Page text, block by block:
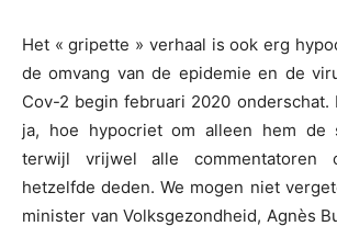
Het « gripette » verhaal is ook erg
de omvang van de epidemie en de
Cov-2 begin februari 2020 onderschat.
ja, hoe hypocriet om alleen hem de
terwijl vrijwel alle commentatoren
hetzelfde deden. We mogen niet
minister van Volksgezondheid, Agnès